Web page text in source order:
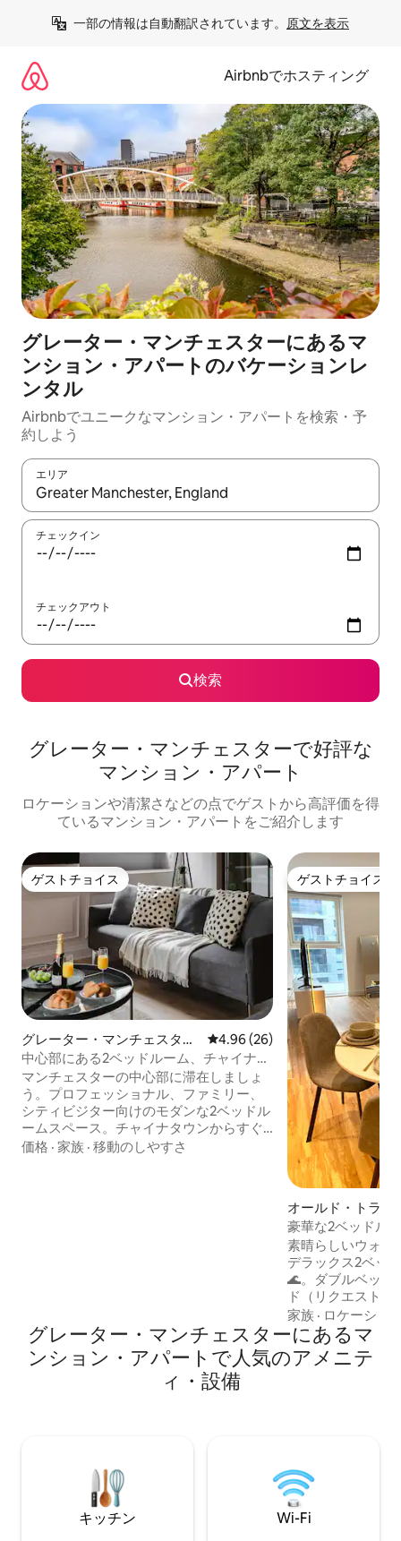
一部の情報は自動翻訳されています。 原文を表示
Airbnbでホスティング
グレーター・マンチェスターにあるマ
ンション・アパートのバケーションレ
ンタル
Airbnbでユニークなマンション・アパートを検索・予
約しよう
エリア
検索結果が表示されたら、上下の矢印キーを使って移動するか
チェックイン
チェックアウト
検索
グレーター・マンチェスターで好評な
マンション・アパート
ロケーションや清潔さなどの点でゲストから高評価を得
ているマンション・アパートをご紹介します
ゲストチョイス
ゲストチョイス
グレーター・マンチェスター
のマンション・アパート
レビュー26件、5つ星中4.96つ
4.96 (26)
中心部にある2ベッドルーム、チャイナタ
ウンと劇場まで徒歩圏内
マンチェスターの中心部に滞在しましょ
う。プロフェッショナル、ファミリー、
シティビジター向けのモダンな2ベッドル
ームスペース。チャイナタウンからすぐ
の、デザイン性の高いアパートをお楽し
要駅の近く
価格 · 家族 · 移動のしやすさ
ゲストチョイス
ゲストチョイス
オールド・トラッ
のマンション・ア
豪華な2ベッドル
＆バルコニー
素晴らしいウォー
デラックス2ベッ
🌊。ダブルベッド
ド（リクエスト
ます）で最大5名
す。広々としたオ
グエリア、設備
ンなバスルーム2
ます。24時間🅿️で
間で10ポンドのお
家族 · ロケーショ
グレーター・マンチェスターにあるマ
ンション・アパートで人気のアメニテ
ィ・設備
キッチン Wi-Fi